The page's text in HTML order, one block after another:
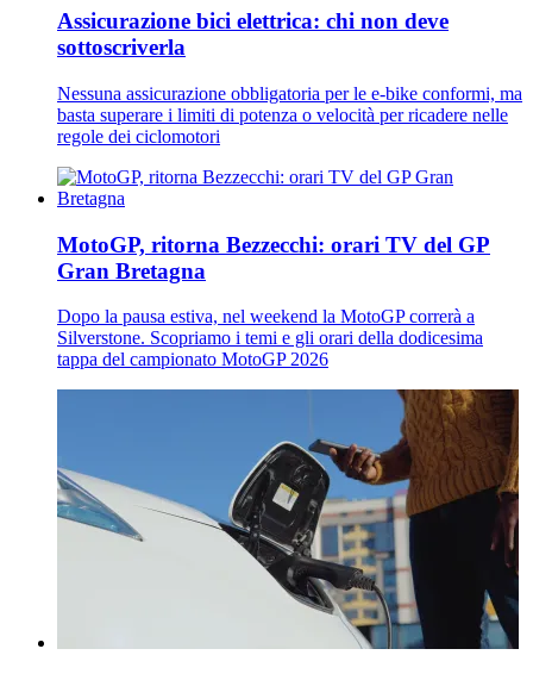
Assicurazione bici elettrica: chi non deve
sottoscriverla
Nessuna assicurazione obbligatoria per le e-bike conformi, ma
basta superare i limiti di potenza o velocità per ricadere nelle
regole dei ciclomotori
MotoGP, ritorna Bezzecchi: orari TV del GP
Gran Bretagna
Dopo la pausa estiva, nel weekend la MotoGP correrà a
Silverstone. Scopriamo i temi e gli orari della dodicesima
tappa del campionato MotoGP 2026